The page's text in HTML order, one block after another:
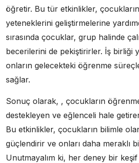
öğretir. Bu tür etkinlikler,
yeteneklerini geliştirmelerine
sırasında çocuklar, grup halinde
becerilerini de pekiştirirler. İş birliği
onların gelecekteki öğrenme
sağlar.
Sonuç olarak, , çocukların
destekleyen ve eğlenceli hale
Bu etkinlikler, çocukların bilimle
güçlendirir ve onları daha meraklı
Unutmayalım ki, her deney bir